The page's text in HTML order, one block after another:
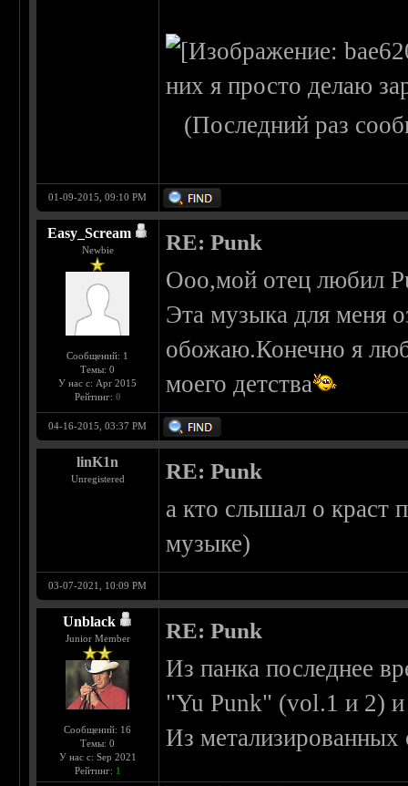
них я просто делаю
(Последний раз
01-09-2015, 09:10 PM
Easy_Scream
Newbie
Сообщений: 1
Темы: 0
У нас с: Apr 2015
Рейтинг: 0
RE: Punk
Ооо,мой отец любил
Эта музыка для меня
обожаю.Конечно я
моего детства
04-16-2015, 03:37 PM
linK1n
Unregistered RE: Punk
а кто слышал о краст
музыке)
03-07-2021, 10:09 PM
Unblack
Junior Member
Сообщений: 16
Темы: 0
У нас с: Sep 2021
Рейтинг: 1
RE: Punk
Из панка последнее
"Yu Punk" (vol.1 и 2)
Из метализированных